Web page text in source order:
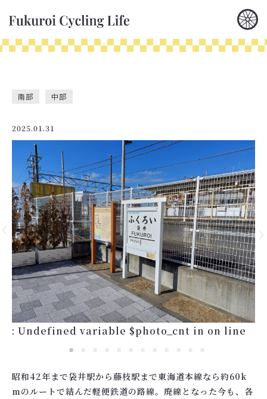
南部 中部
2025.01.31
: Undefined variable $photo_cnt in on line
昭和42年まで袋井駅から藤枝駅まで東海道本線なら約60k
mのルートで結んだ軽便鉄道の路線。廃線となった今も、各